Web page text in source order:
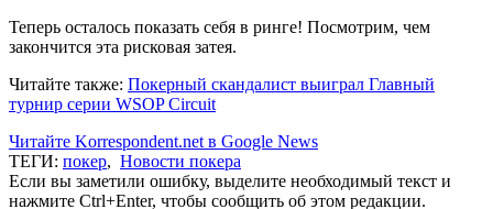
Теперь осталось показать себя в ринге! Посмотрим, чем
закончится эта рисковая затея.
Читайте также: Покерный скандалист выиграл Главный
турнир серии WSOP Circuit
Читайте Korrespondent.net в Google News
ТЕГИ: покер, Новости покера
Если вы заметили ошибку, выделите необходимый текст и
нажмите Ctrl+Enter, чтобы сообщить об этом редакции.